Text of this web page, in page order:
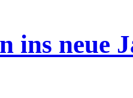
ins neue